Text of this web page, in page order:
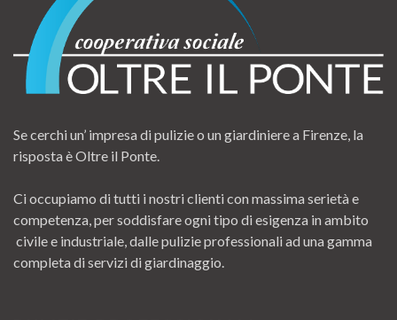
Se cerchi un’ impresa di pulizie o un giardiniere a Firenze, la
risposta è Oltre il Ponte.
Ci occupiamo di tutti i nostri clienti con massima serietà e
competenza, per soddisfare ogni tipo di esigenza in ambito
civile e industriale, dalle pulizie professionali ad una gamma
completa di servizi di giardinaggio.